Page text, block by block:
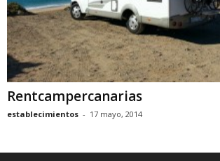
Rentcampercanarias
establecimientos - 17 mayo, 2014